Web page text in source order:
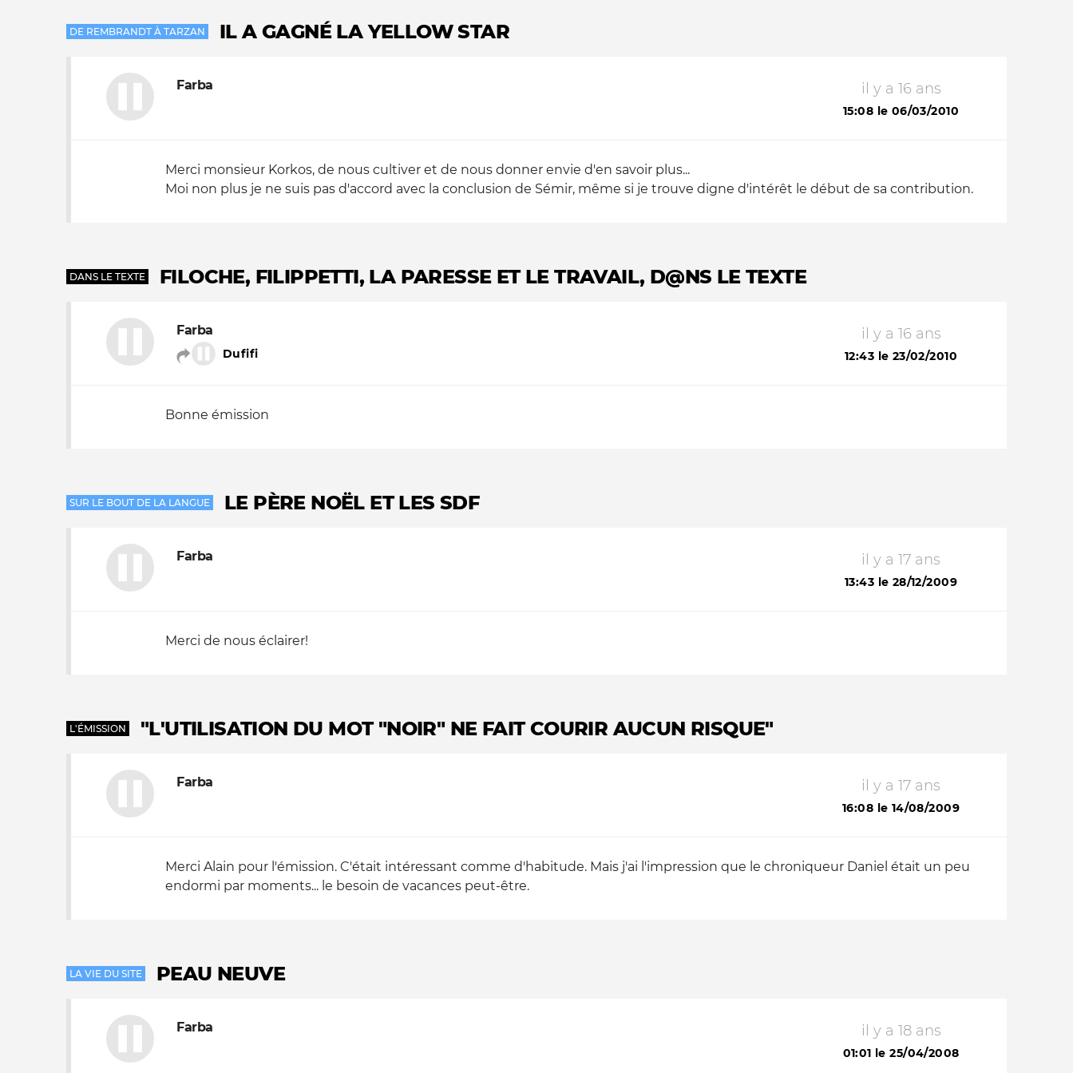
DE REMBRANDT À TARZAN IL A GAGNÉ LA YELLOW STAR
Farba il y a 16 ans
15:08 le 06/03/2010
Merci monsieur Korkos, de nous cultiver et de nous donner envie d'en savoir plus...
Moi non plus je ne suis pas d'accord avec la conclusion de Sémir, même si je trouve digne d'intérêt le début de sa contribution.
DANS LE TEXTE FILOCHE, FILIPPETTI, LA PARESSE ET LE TRAVAIL, D@NS LE TEXTE
Farba
Dufifi
il y a 16 ans
12:43 le 23/02/2010
Bonne émission
SUR LE BOUT DE LA LANGUE LE PÈRE NOËL ET LES SDF
Farba il y a 17 ans
13:43 le 28/12/2009
Merci de nous éclairer!
L'ÉMISSION "L'UTILISATION DU MOT "NOIR" NE FAIT COURIR AUCUN RISQUE"
Farba il y a 17 ans
16:08 le 14/08/2009
Merci Alain pour l'émission. C'était intéressant comme d'habitude. Mais j'ai l'impression que le chroniqueur Daniel était un peu
endormi par moments... le besoin de vacances peut-être.
LA VIE DU SITE PEAU NEUVE
Farba il y a 18 ans
01:01 le 25/04/2008